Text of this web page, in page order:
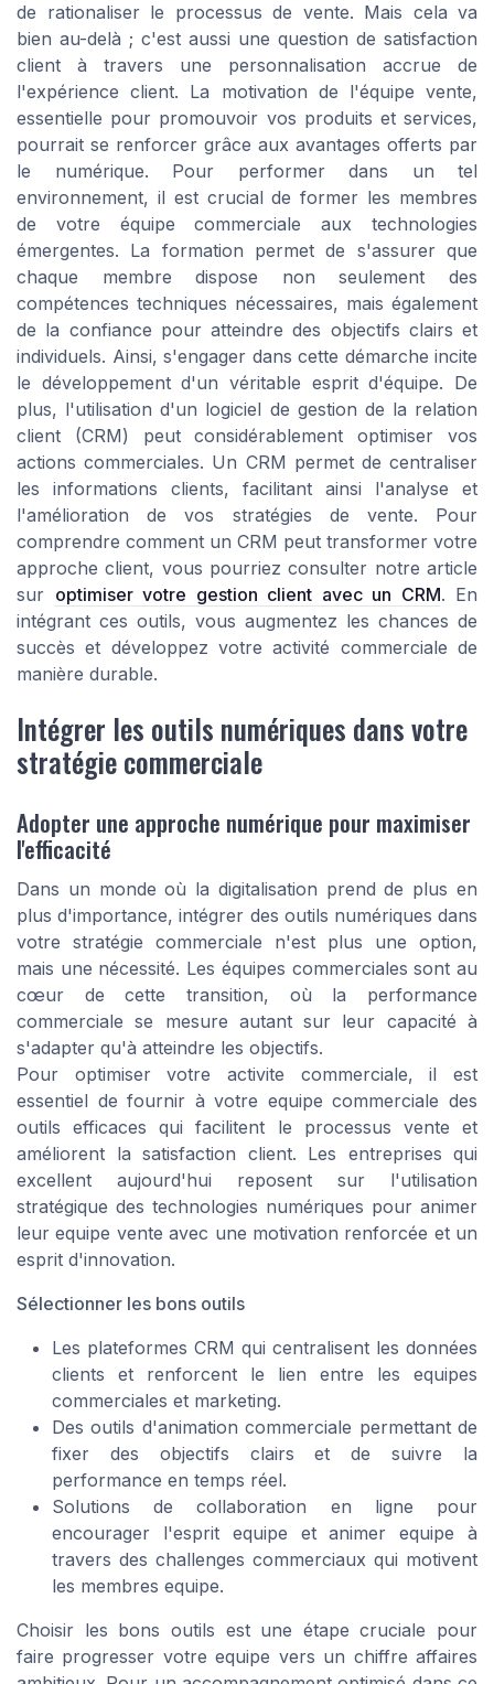
de rationaliser le processus de vente. Mais cela va
bien au-delà ; c'est aussi une question de satisfaction
client à travers une personnalisation accrue de
l'expérience client. La motivation de l'équipe vente,
essentielle pour promouvoir vos produits et services,
pourrait se renforcer grâce aux avantages offerts par
le numérique. Pour performer dans un tel
environnement, il est crucial de former les membres
de votre équipe commerciale aux technologies
émergentes. La formation permet de s'assurer que
chaque membre dispose non seulement des
compétences techniques nécessaires, mais également
de la confiance pour atteindre des objectifs clairs et
individuels. Ainsi, s'engager dans cette démarche incite
le développement d'un véritable esprit d'équipe. De
plus, l'utilisation d'un logiciel de gestion de la relation
client (CRM) peut considérablement optimiser vos
actions commerciales. Un CRM permet de centraliser
les informations clients, facilitant ainsi l'analyse et
l'amélioration de vos stratégies de vente. Pour
comprendre comment un CRM peut transformer votre
approche client, vous pourriez consulter notre article
sur optimiser votre gestion client avec un CRM. En
intégrant ces outils, vous augmentez les chances de
succès et développez votre activité commerciale de
manière durable.
Intégrer les outils numériques dans votre
stratégie commerciale
Adopter une approche numérique pour maximiser
l'efficacité
Dans un monde où la digitalisation prend de plus en
plus d'importance, intégrer des outils numériques dans
votre stratégie commerciale n'est plus une option,
mais une nécessité. Les équipes commerciales sont au
cœur de cette transition, où la performance
commerciale se mesure autant sur leur capacité à
s'adapter qu'à atteindre les objectifs.
Pour optimiser votre activite commerciale, il est
essentiel de fournir à votre equipe commerciale des
outils efficaces qui facilitent le processus vente et
améliorent la satisfaction client. Les entreprises qui
excellent aujourd'hui reposent sur l'utilisation
stratégique des technologies numériques pour animer
leur equipe vente avec une motivation renforcée et un
esprit d'innovation.
Sélectionner les bons outils
Les plateformes CRM qui centralisent les données
clients et renforcent le lien entre les equipes
commerciales et marketing.
Des outils d'animation commerciale permettant de
fixer des objectifs clairs et de suivre la
performance en temps réel.
Solutions de collaboration en ligne pour
encourager l'esprit equipe et animer equipe à
travers des challenges commerciaux qui motivent
les membres equipe.
Choisir les bons outils est une étape cruciale pour
faire progresser votre equipe vers un chiffre affaires